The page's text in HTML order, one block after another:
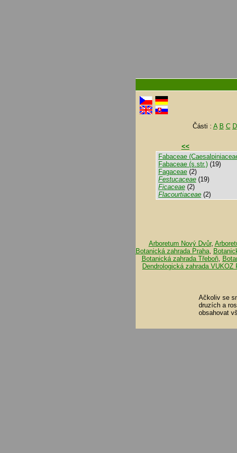
Části : A B C D
<<
Fabaceae
Fabaceae (s.str.) (19)
Fagaceae (2)
Festucaceae (19)
Ficaceae (2)
Flacourtiaceae (2)
Arboretum Nový Dvůr,
Botanická zahrada Praha,
Botanická zahrada Třeboň,
Dendrologická zahrada VUKOZ
Ačkoliv se
druzích a
obsahovat